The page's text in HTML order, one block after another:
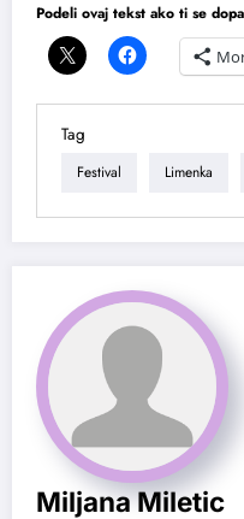
Podeli ovaj tekst ako ti se
Tag
Festival Limenka
Miljana Miletic